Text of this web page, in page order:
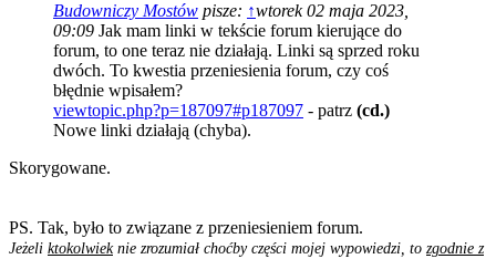
Budowniczy Mostów pisze: ↑wtorek 02 maja 2023,
09:09 Jak mam linki w tekście forum kierujące do
forum, to one teraz nie działają. Linki są sprzed roku
dwóch. To kwestia przeniesienia forum, czy coś
błędnie wpisałem?
viewtopic.php?p=187097#p187097 - patrz (cd.)
Nowe linki działają (chyba).
Skorygowane.
PS. Tak, było to związane z przeniesieniem forum.
Jeżeli ktokolwieknie zrozumiał choćby części mojej wypowiedzi, to zgodnie z